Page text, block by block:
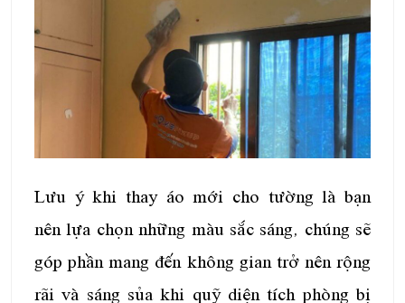
Lưu ý khi thay áo mới cho tường là bạn
nên lựa chọn những màu sắc sáng, chúng sẽ
góp phần mang đến không gian trở nên rộng